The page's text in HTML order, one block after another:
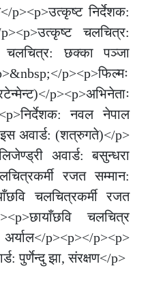
निर्देशक:
चलचित्र:
चलचित्र: छक्का पञ्जा
p><p>फिल्मः
p><p>अभिनेताः
नवल नेपाल
अवार्ड: (शत्रुगते)</p>
अवार्ड: बसुन्धरा
रजत सम्मान:
चलचित्रकर्मी रजत
चलचित्र
अर्याल</p><p></p><p>
पुर्णेन्दु झा, संरक्षण</p>